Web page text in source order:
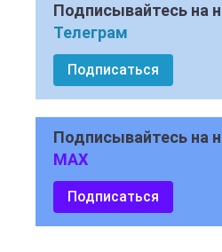
Подписывайтесь на
Телеграм
Подписаться
Подписывайтесь на
MAX
Подписаться